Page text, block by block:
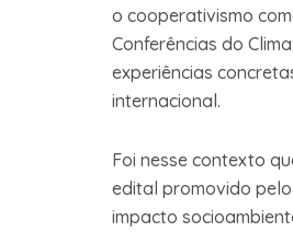
o cooperativismo
Conferências do
experiências
internacional.
Foi nesse contexto
edital promovido
impacto